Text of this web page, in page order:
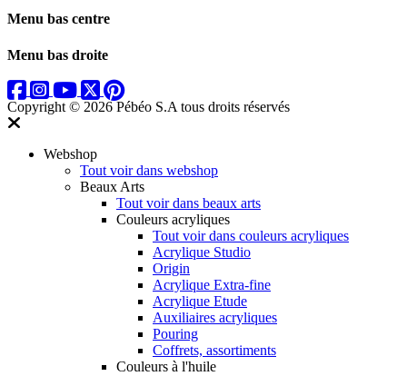
Menu bas centre
Menu bas droite
Copyright © 2026 Pébéo S.A tous droits réservés
Webshop
Tout voir dans webshop
Beaux Arts
Tout voir dans beaux arts
Couleurs acryliques
Tout voir dans couleurs acryliques
Acrylique Studio
Origin
Acrylique Extra-fine
Acrylique Etude
Auxiliaires acryliques
Pouring
Coffrets, assortiments
Couleurs à l'huile